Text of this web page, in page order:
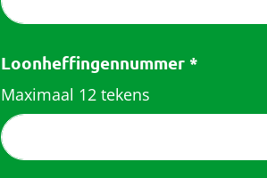
Loonheffingennummer *
Maximaal 12 tekens